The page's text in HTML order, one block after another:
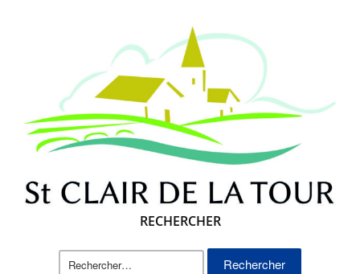
RECHERCHER
Rechercher :